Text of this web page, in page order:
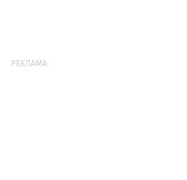
РЕКЛАМА: